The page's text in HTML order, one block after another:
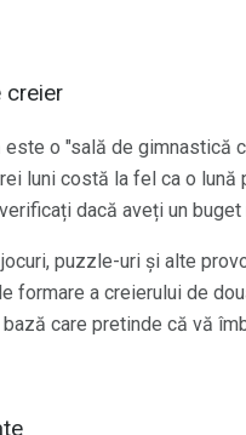
creier
este o "sală de gimnastică
luni costă la fel ca o
dacă aveți un
puzzle-uri și alte
formare a creierului de
care pretinde că vă